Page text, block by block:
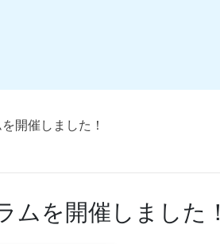
開催しました！
ムを開催しました！